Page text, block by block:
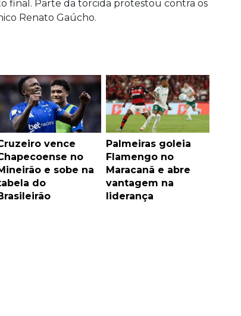
final. Parte da torcida protestou contra os
Renato Gaúcho.
vence
no
e sobe na
do
Palmeiras goleia
Flamengo no
Maracanã e abre
vantagem na
liderança